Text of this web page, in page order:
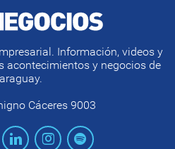
Información, videos y
acontecimientos y negocios de
Cáceres 9003